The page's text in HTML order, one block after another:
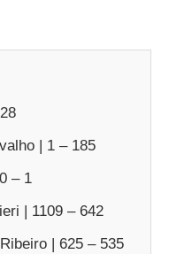
| 1 – 185
– 1
| 1109 – 642
| 625 – 535